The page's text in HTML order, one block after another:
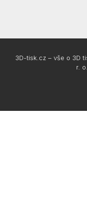
3D-tisk.cz – vše o 3D
r.